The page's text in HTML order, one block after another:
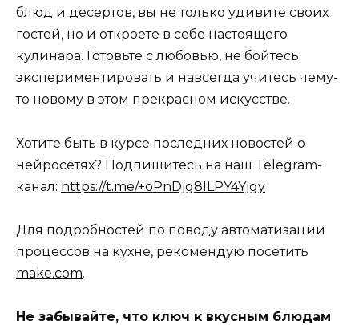
блюд и десертов, вы не только удивите своих
гостей, но и откроете в себе настоящего
кулинара. Готовьте с любовью, не бойтесь
экспериментировать и навсегда учитесь чему-
то новому в этом прекрасном искусстве.
Хотите быть в курсе последних новостей о
нейросетях? Подпишитесь на наш Telegram-
канал: https://t.me/+oPnDjg8lLPY4Yjgy
Для подробностей по поводу автоматизации
процессов на кухне, рекомендую посетить
make.com.
Не забывайте, что ключ к вкусным блюдам